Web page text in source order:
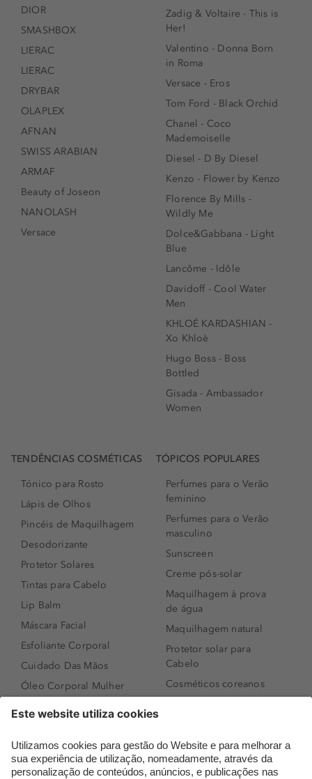
DIOR
SMASHBOX
LIERAC
LIERAC
DRYBAR
OLAPLEX
AFNAN
SWISS ARABIAN
ARMAF
Beauty of Joseon
NANOLASH
Versace
Zadig & Voltaire - This is
Her!
Valentino - Donna Born
in Roma
Versace - Eros
Tom Ford - Black Orchid
Chanel - Coco
Mademoiselle
Diesel - D By Diesel
Kenzo - Flower by Kenzo
Florence By Mills -
Wildly Me
Dolce&Gabbana - Light
Blue
Lancôme - Idôle
Davidoff - Cool Water
Men
KHLOÉ KARDASHIAN -
Xo Khloè
Hugo Boss - Boss
Bottled
Gisada - Ambassador
Women
TENDÊNCIAS COSMÉTICAS
Tónico para Rosto
Lápis de Olhos
Pincéis de Maquilhagem
Desodorizante
Protetor Solares
Tintas para Cabelo
Lip Balm
Máscara Facial
Esfoliante Corporal
Cuidado Das Mãos
Óleo Corporal Mulher
Sérum de Rosto
Body mist & Spray
TÓPICOS POPULARES
Perfumes para o Verão
feminino
Perfumes para o Verão
masculino
Sunscreen
Creme pós-solar
Maquilhagem à prova
de água
Maquilhagem natural
Protetor solar para
Cabelo
Cosméticos coreanos
Perfumes árabes
Novidades